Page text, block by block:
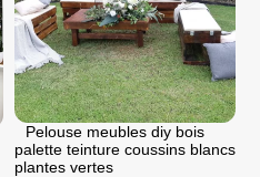
Pelouse meubles diy bois
palette teinture coussins blancs
plantes vertes